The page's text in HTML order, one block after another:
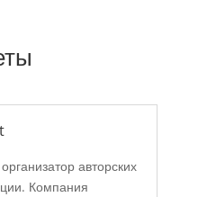
авторских
Компания